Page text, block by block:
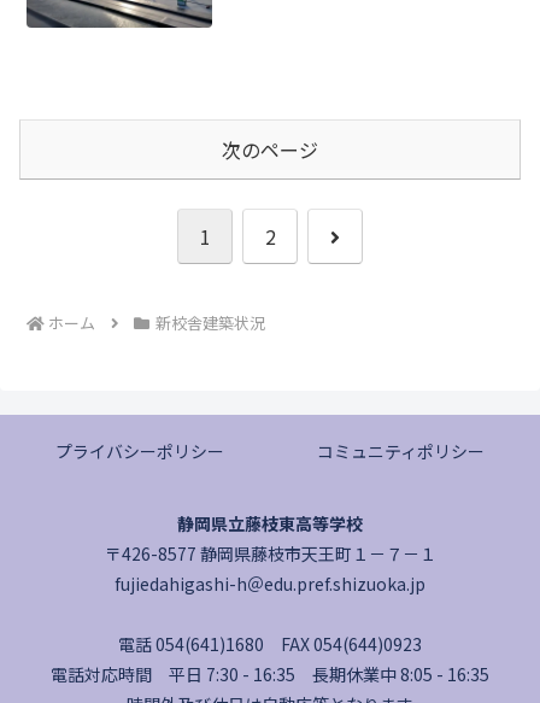
次のページ
1 2
次
ホーム 新校舎建築状況
プライバシーポリシー コミュニティポリシー
静岡県立藤枝東高等学校
〒426-8577 静岡県藤枝市天王町１－７－１
fujiedahigashi-h＠edu.pref.shizuoka.jp
電話 054(641)1680 FAX 054(644)0923
電話対応時間 平日 7:30 - 16:35 長期休業中 8:05 - 16:35